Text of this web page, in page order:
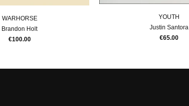
WARHORSE
Brandon Holt
€100.00
YOUTH
Justin Santora
€65.00